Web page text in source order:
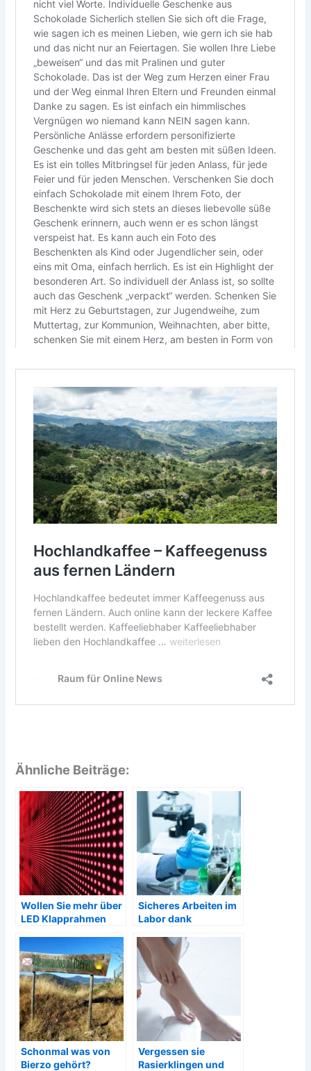
Ähnliche Beiträge:
Wollen Sie mehr über
LED Klapprahmen
Sicheres Arbeiten im
Labor dank
Laborkittel
Schonmal was von
Bierzo gehört?
Vergessen sie
Rasierklingen und